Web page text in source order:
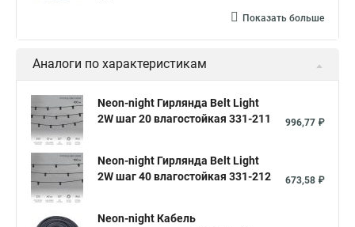
Показать больше
Аналоги по характеристикам
Neon-night Гирлянда Belt Light
2W шаг 20 влагостойкая 331-211
996,77 ₽
Neon-night Гирлянда Belt Light
2W шаг 40 влагостойкая 331-212
673,58 ₽
Neon-night Кабель